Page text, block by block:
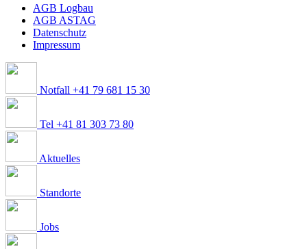
AGB Logbau
AGB ASTAG
Datenschutz
Impressum
Notfall +41 79 681 15 30
Tel +41 81 303 73 80
Aktuelles
Standorte
Jobs